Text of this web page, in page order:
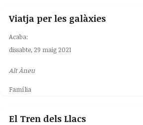
Viatja per les galàxies
Acaba:
dissabte, 29 maig 2021
Alt Àneu
Família
El Tren dels Llacs